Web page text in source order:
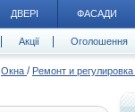
ДВЕРІ ФАСАДИ
Акції Оголошення
Окна / Ремонт и регулировка